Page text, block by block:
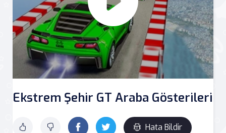
Ekstrem Şehir GT Araba Gösterileri
Hata Bildir